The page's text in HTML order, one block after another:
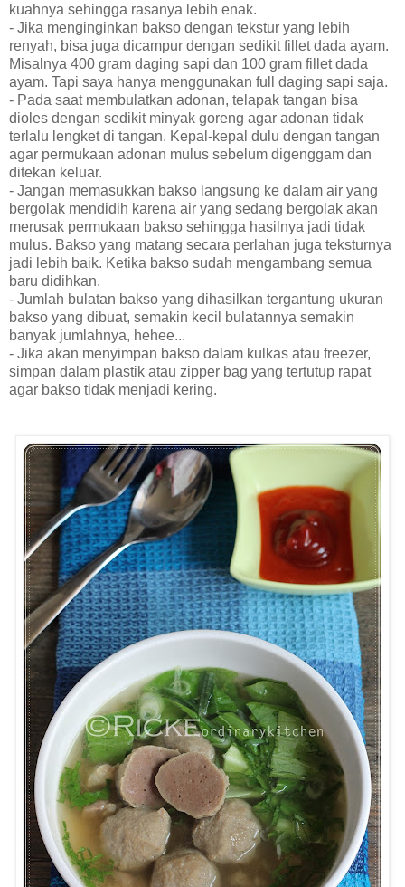
kuahnya sehingga rasanya lebih enak.
- Jika menginginkan bakso dengan tekstur yang lebih
renyah, bisa juga dicampur dengan sedikit fillet dada ayam.
Misalnya 400 gram daging sapi dan 100 gram fillet dada
ayam. Tapi saya hanya menggunakan full daging sapi saja.
- Pada saat membulatkan adonan, telapak tangan bisa
dioles dengan sedikit minyak goreng agar adonan tidak
terlalu lengket di tangan. Kepal-kepal dulu dengan tangan
agar permukaan adonan mulus sebelum digenggam dan
ditekan keluar.
- Jangan memasukkan bakso langsung ke dalam air yang
bergolak mendidih karena air yang sedang bergolak akan
merusak permukaan bakso sehingga hasilnya jadi tidak
mulus. Bakso yang matang secara perlahan juga teksturnya
jadi lebih baik. Ketika bakso sudah mengambang semua
baru didihkan.
- Jumlah bulatan bakso yang dihasilkan tergantung ukuran
bakso yang dibuat, semakin kecil bulatannya semakin
banyak jumlahnya, hehee...
- Jika akan menyimpan bakso dalam kulkas atau freezer,
simpan dalam plastik atau zipper bag yang tertutup rapat
agar bakso tidak menjadi kering.